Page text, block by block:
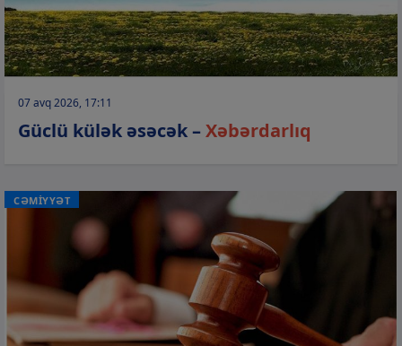
07 avq 2026, 17:11
Güclü külək əsəcək –Xəbərdarlıq
CƏMİYYƏT